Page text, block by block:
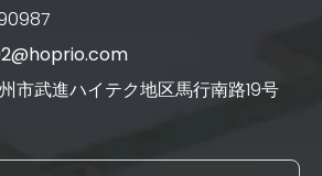
市武進ハイテク地区馬行南路19号